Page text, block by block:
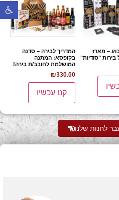
– מארז
"סודיות"
המדריך לבירה – סדנה
בקופסא: המתנה
המושלמת לחובב/ת בירה!
₪330.00
קנו עכשיו
לחנות שלנו